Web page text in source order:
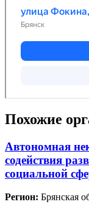
Похожие
Автономная
содействия
социальной
Регион: Брянская